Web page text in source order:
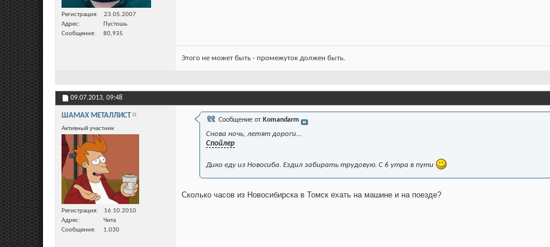
Регистрация
23.05.2007
Адрес
Пустошь
Сообщения
80,935
Этого не может быть - промежуток должен быть.
09.07.2013, 09:48
ШАМАХ МЕТАЛЛИСТ
Активный участник
Регистрация
16.10.2010
Адрес
Чита
Сообщения
1,030
Сообщение от Komandarm
Снова ночь, летят дороги...
Спойлер
Дико еду из Новосиба. Ездил забирать трудовую. С 6 утра в пути
Сколько часов из Новосибирска в Томск ехать на машине и на поезде?